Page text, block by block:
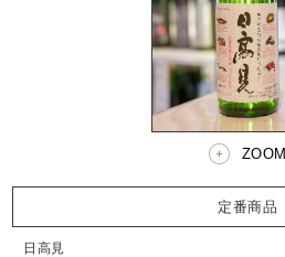
ZOOM
定番商品
日高見